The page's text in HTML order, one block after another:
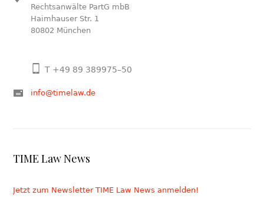
Rechtsanwälte PartG mbB
Haimhauser Str. 1
80802 München
T +49 89 389975–50
info@timelaw.de
TIME Law News
Jetzt zum Newsletter TIME Law News anmelden!